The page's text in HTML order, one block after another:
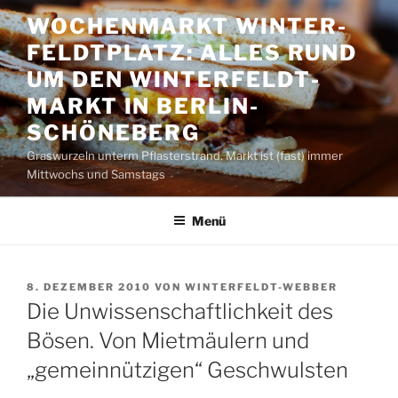
Zum
Inhalt
springen
WOCHENMARKT WINTER­
FELDT­PLATZ: ALLES RUND
UM DEN WINTER­FELDT­
MARKT IN BERLIN-
SCHÖNEBERG
Graswurzeln unterm Pflasterstrand. Markt ist (fast) immer
Mittwochs und Samstags
Menü
VERÖFFENTLICHT
AM
8. DEZEMBER 2010 VON WINTERFELDT-WEBBER
Die Unwissenschaftlichkeit des
Bösen. Von Mietmäulern und
„gemeinnützigen“ Geschwulsten